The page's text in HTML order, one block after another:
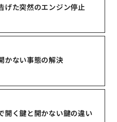
げた突然のエンジン停止
かない事態の解決
開く鍵と開かない鍵の違い